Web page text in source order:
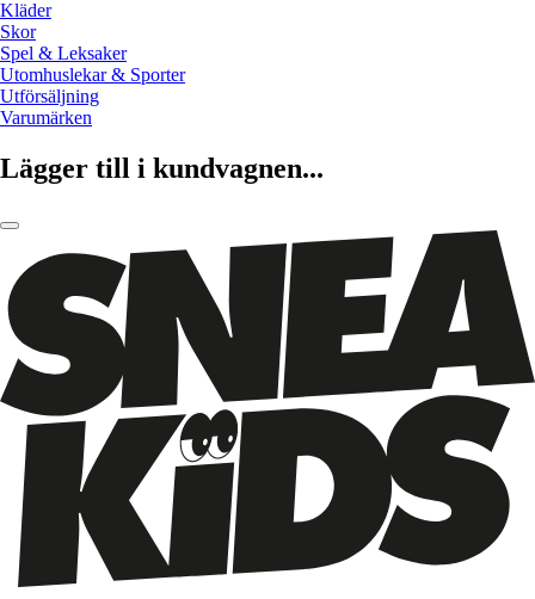
Kläder
Skor
Spel & Leksaker
Utomhuslekar & Sporter
Utförsäljning
Varumärken
Lägger till i kundvagnen...